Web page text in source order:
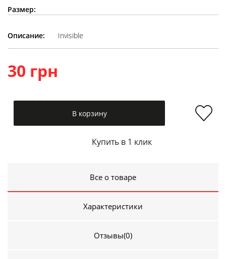
Размер:
Описание: Invisible
30 грн
В корзину
Купить в 1 клик
Все о товаре
Характеристики
Отзывы(0)